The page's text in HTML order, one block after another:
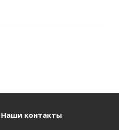
Наши контакты